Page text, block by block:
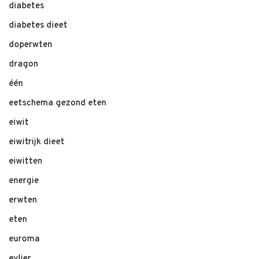
diabetes
diabetes dieet
doperwten
dragon
één
eetschema gezond eten
eiwit
eiwitrijk dieet
eiwitten
energie
erwten
eten
euroma